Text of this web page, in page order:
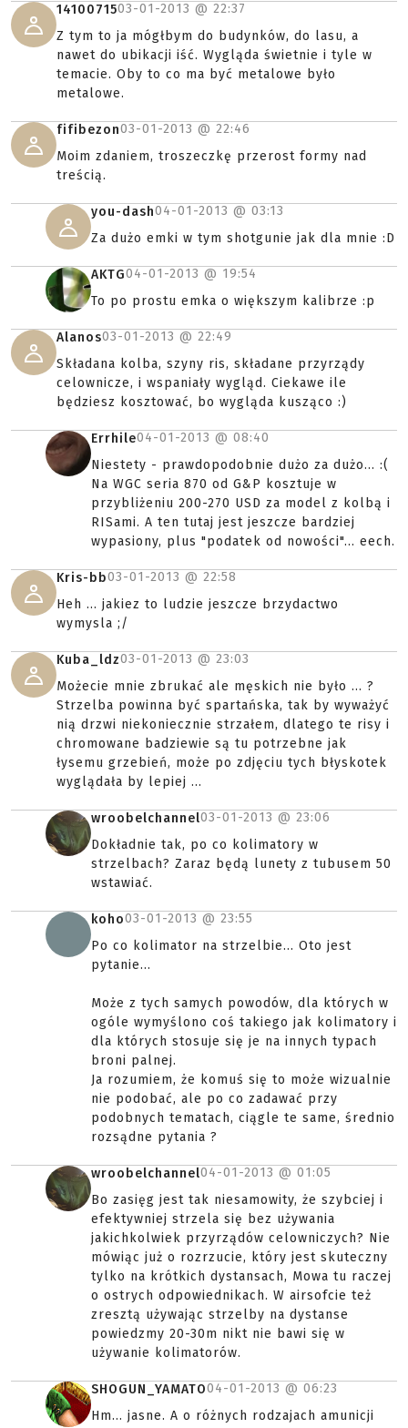
1410071503-01-2013 @ 22:37
Z tym to ja mógłbym do budynków, do lasu, a
nawet do ubikacji iść. Wygląda świetnie i tyle w
temacie. Oby to co ma być metalowe było
metalowe.
fifibezon03-01-2013 @ 22:46
Moim zdaniem, troszeczkę przerost formy nad
treścią.
you-dash04-01-2013 @ 03:13
Za dużo emki w tym shotgunie jak dla mnie :D
AKTG04-01-2013 @ 19:54
To po prostu emka o większym kalibrze :p
Alanos03-01-2013 @ 22:49
Składana kolba, szyny ris, składane przyrządy
celownicze, i wspaniały wygląd. Ciekawe ile
będziesz kosztować, bo wygląda kusząco :)
Errhile04-01-2013 @ 08:40
Niestety - prawdopodobnie dużo za dużo... :(
Na WGC seria 870 od G&P kosztuje w
przybliżeniu 200-270 USD za model z kolbą i
RISami. A ten tutaj jest jeszcze bardziej
wypasiony, plus "podatek od nowości"... eech.
Kris-bb03-01-2013 @ 22:58
Heh ... jakiez to ludzie jeszcze brzydactwo
wymysla ;/
Kuba_ldz03-01-2013 @ 23:03
Możecie mnie zbrukać ale męskich nie było ... ?
Strzelba powinna być spartańska, tak by wyważyć
nią drzwi niekoniecznie strzałem, dlatego te risy i
chromowane badziewie są tu potrzebne jak
łysemu grzebień, może po zdjęciu tych błyskotek
wyglądała by lepiej ...
wroobelchannel03-01-2013 @ 23:06
Dokładnie tak, po co kolimatory w
strzelbach? Zaraz będą lunety z tubusem 50
wstawiać.
koho03-01-2013 @ 23:55
Po co kolimator na strzelbie... Oto jest
pytanie...
Może z tych samych powodów, dla których w
ogóle wymyślono coś takiego jak kolimatory i
dla których stosuje się je na innych typach
broni palnej.
Ja rozumiem, że komuś się to może wizualnie
nie podobać, ale po co zadawać przy
podobnych tematach, ciągle te same, średnio
rozsądne pytania ?
wroobelchannel04-01-2013 @ 01:05
Bo zasięg jest tak niesamowity, że szybciej i
efektywniej strzela się bez używania
jakichkolwiek przyrządów celowniczych? Nie
mówiąc już o rozrzucie, który jest skuteczny
tylko na krótkich dystansach, Mowa tu raczej
o ostrych odpowiednikach. W airsofcie też
zresztą używając strzelby na dystanse
powiedzmy 20-30m nikt nie bawi się w
używanie kolimatorów.
SHOGUN_YAMATO04-01-2013 @ 06:23
Hm... jasne. A o różnych rodzajach amunicji